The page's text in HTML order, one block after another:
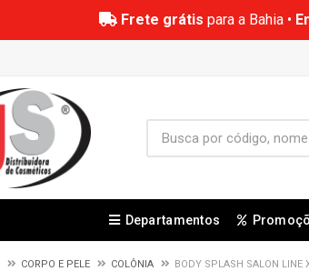
Frete grátis para a Bahia •
Departamentos
CORPO E PELE COLÔNIA BODY SPLASH SALON LINE